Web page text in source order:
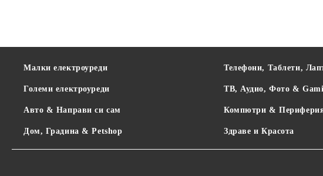
Малки електроуреди
Големи електроуреди
Авто & Направи си сам
Дом, Градина & Petshop
Телефони, Таблети,
ТВ, Аудио, Фото &
Компютри &
Здраве и Красота